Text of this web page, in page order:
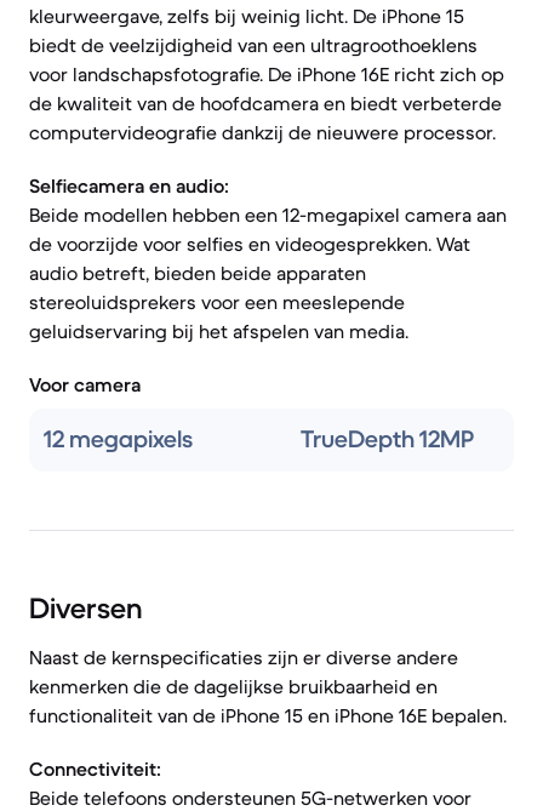
kleurweergave, zelfs bij weinig licht. De iPhone 15
biedt de veelzijdigheid van een ultragroothoeklens
voor landschapsfotografie. De iPhone 16E richt zich op
de kwaliteit van de hoofdcamera en biedt verbeterde
computervideografie dankzij de nieuwere processor.
Selfiecamera en audio:
Beide modellen hebben een 12-megapixel camera aan
de voorzijde voor selfies en videogesprekken. Wat
audio betreft, bieden beide apparaten
stereoluidsprekers voor een meeslepende
geluidservaring bij het afspelen van media.
Voor camera
12 megapixels TrueDepth 12MP
Diversen
Naast de kernspecificaties zijn er diverse andere
kenmerken die de dagelijkse bruikbaarheid en
functionaliteit van de iPhone 15 en iPhone 16E bepalen.
Connectiviteit:
Beide telefoons ondersteunen 5G-netwerken voor